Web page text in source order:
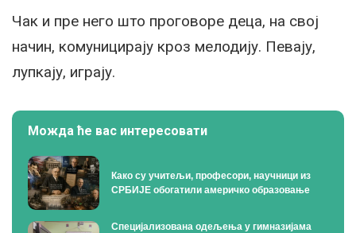
Чак и пре него што проговоре деца, на свој
начин, комуницирају кроз мелодију. Певају,
лупкају, играју.
Можда ће вас интересовати
Како су учитељи, професори, научници из
СРБИЈЕ обогатили америчко образовање
Специјализована одељења у гимназијама